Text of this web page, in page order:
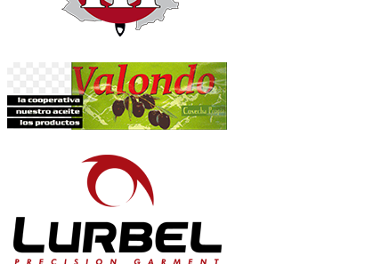
La organización cuenta con servicio de
saludables y optimas, ateniéndose a los posibles cambios meteorológicos
función de la meteorología.
descalificación.
Es obligatorio que el dorsal
Art.18; La prueba recorre zonas de gran valor natural por lo que es de
señalizado. El incumplimiento de este artículo puede ser motivo de